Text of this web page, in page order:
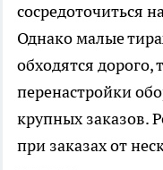
сосредоточиться
Однако малые
обходятся дорого,
перенастройки
крупных заказов.
при заказах от